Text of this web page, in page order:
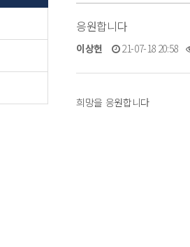
응원합니다
이상헌 21-07-18 20:58
희망을 응원합니다